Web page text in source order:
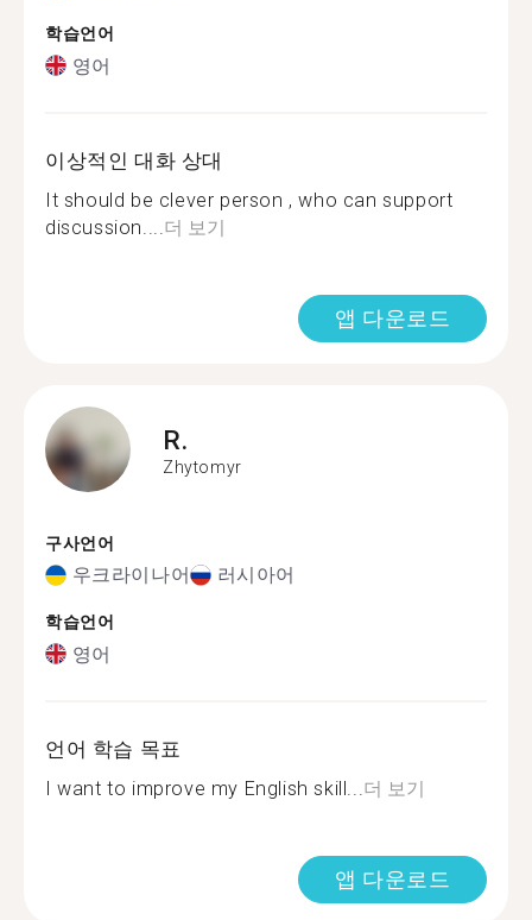
학습언어
영어
이상적인 대화 상대
It should be clever person , who can support
discussion.... 더 보기
앱 다운로드
R.
Zhytomyr
구사언어
우크라이나어 러시아어
학습언어
영어
언어 학습 목표
I want to improve my English skill... 더 보기
앱 다운로드